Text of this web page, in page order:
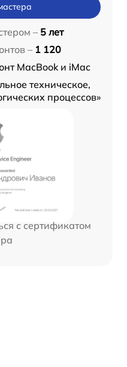
– 5 лет
– 1 120
MacBook и iMac
техническое,
процессов»
с сертификатом